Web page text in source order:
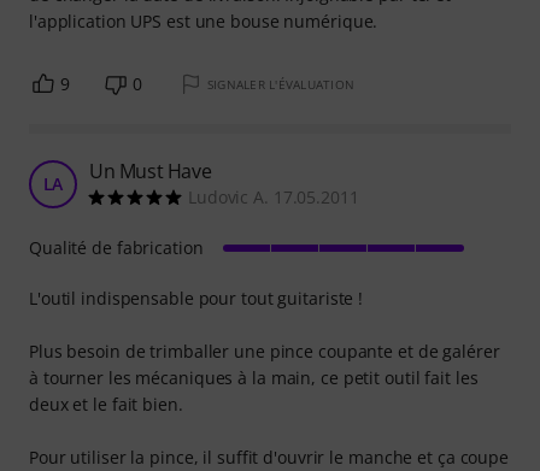
l'application UPS est une bouse numérique.
9 0 SIGNALER L'ÉVALUATION
LA Un Must Have
Ludovic A. 17.05.2011
L'outil indispensable pour tout guitariste !
Plus besoin de trimballer une pince coupante et de galérer
à tourner les mécaniques à la main, ce petit outil fait les
deux et le fait bien.
Pour utiliser la pince, il suffit d'ouvrir le manche et ça coupe
Qualité de fabrication